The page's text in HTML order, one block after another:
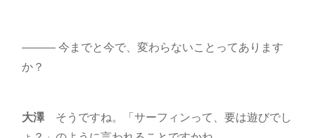
――― 今までと今で、変わらないことってあります
か？
大澤 そうですね。「サーフィンって、要は遊びでし